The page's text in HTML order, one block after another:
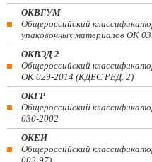
ОКВГУМ
Общероссийский
упаковочных материалов ОК
ОКВЭД 2
Общероссийский
ОК 029-2014 (КДЕС РЕД. 2)
ОКГР
Общероссийский
030-2002
ОКЕИ
Общероссийский